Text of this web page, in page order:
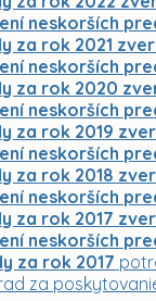
neskorších
rok 2021
neskorších
za rok 2020
neskorších
rok 2019
neskorších
rok 2018
neskorších
rok 2017
neskorších
za rok 2017
za